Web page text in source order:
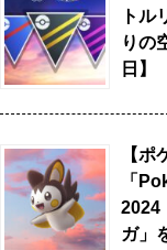
トル
りの
日】
【ポ
「
2024
ガ」